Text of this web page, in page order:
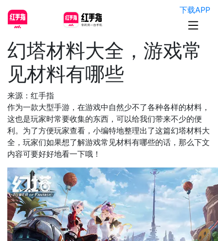
下载APP
幻塔材料大全，游戏常
见材料有哪些
来源：红手指
作为一款大型手游，在游戏中自然少不了各种各样的材料，
这也是玩家时常要收集的东西，可以给我们带来不少的便
利。为了方便玩家查看，小编特地整理出了这篇幻塔材料大
全，玩家们如果想了解游戏常见材料有哪些的话，那么下文
内容可要好好地看一下哦！